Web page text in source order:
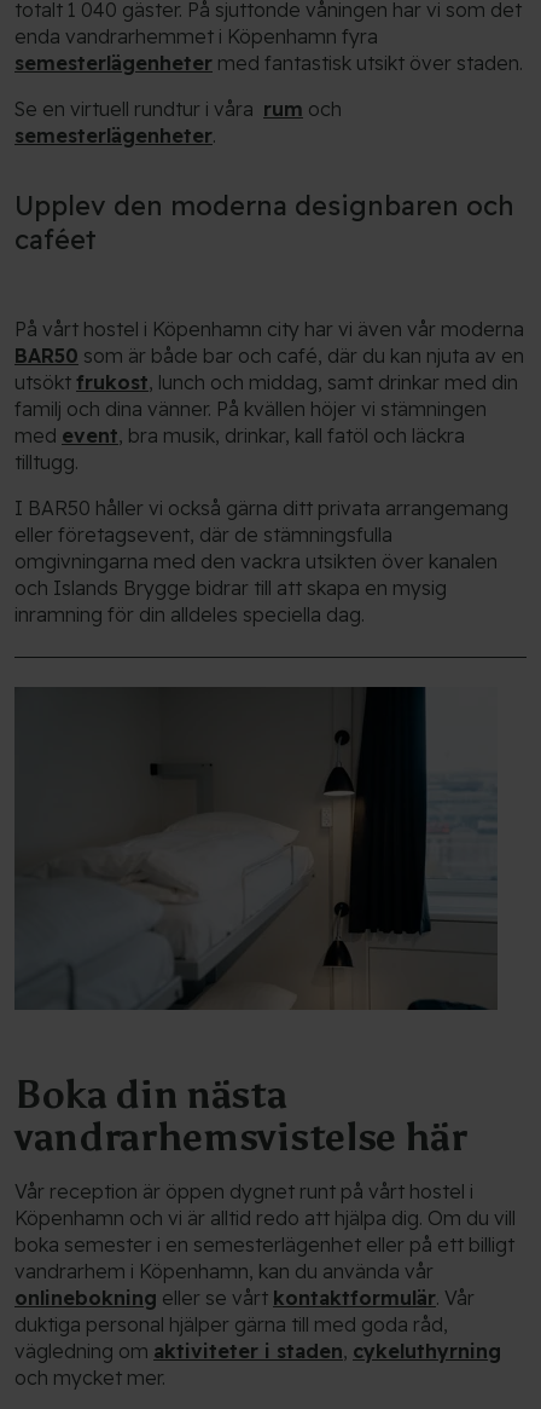
totalt 1 040 gäster. På sjuttonde våningen har vi som det
enda vandrarhemmet i Köpenhamn fyra
semesterlägenheter med fantastisk utsikt över staden.
Se en virtuell rundtur i våra rum och
semesterlägenheter.
Upplev den moderna designbaren och
caféet
På vårt hostel i Köpenhamn city har vi även vår moderna
BAR50 som är både bar och café, där du kan njuta av en
utsökt frukost, lunch och middag, samt drinkar med din
familj och dina vänner. På kvällen höjer vi stämningen
med event, bra musik, drinkar, kall fatöl och läckra
tilltugg.
I BAR50 håller vi också gärna ditt privata arrangemang
eller företagsevent, där de stämningsfulla
omgivningarna med den vackra utsikten över kanalen
och Islands Brygge bidrar till att skapa en mysig
inramning för din alldeles speciella dag.
Boka din nästa
vandrarhemsvistelse här
Vår reception är öppen dygnet runt på vårt hostel i
Köpenhamn och vi är alltid redo att hjälpa dig. Om du vill
boka semester i en semesterlägenhet eller på ett billigt
vandrarhem i Köpenhamn, kan du använda vår
onlinebokning eller se vårt kontaktformulär. Vår
duktiga personal hjälper gärna till med goda råd,
vägledning om aktiviteter i staden, cykeluthyrning
och mycket mer.